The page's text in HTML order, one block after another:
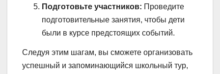
Подготовьте участников: Проведите
подготовительные занятия, чтобы дети
были в курсе предстоящих событий.
Следуя этим шагам, вы сможете организовать
успешный и запоминающийся школьный тур,